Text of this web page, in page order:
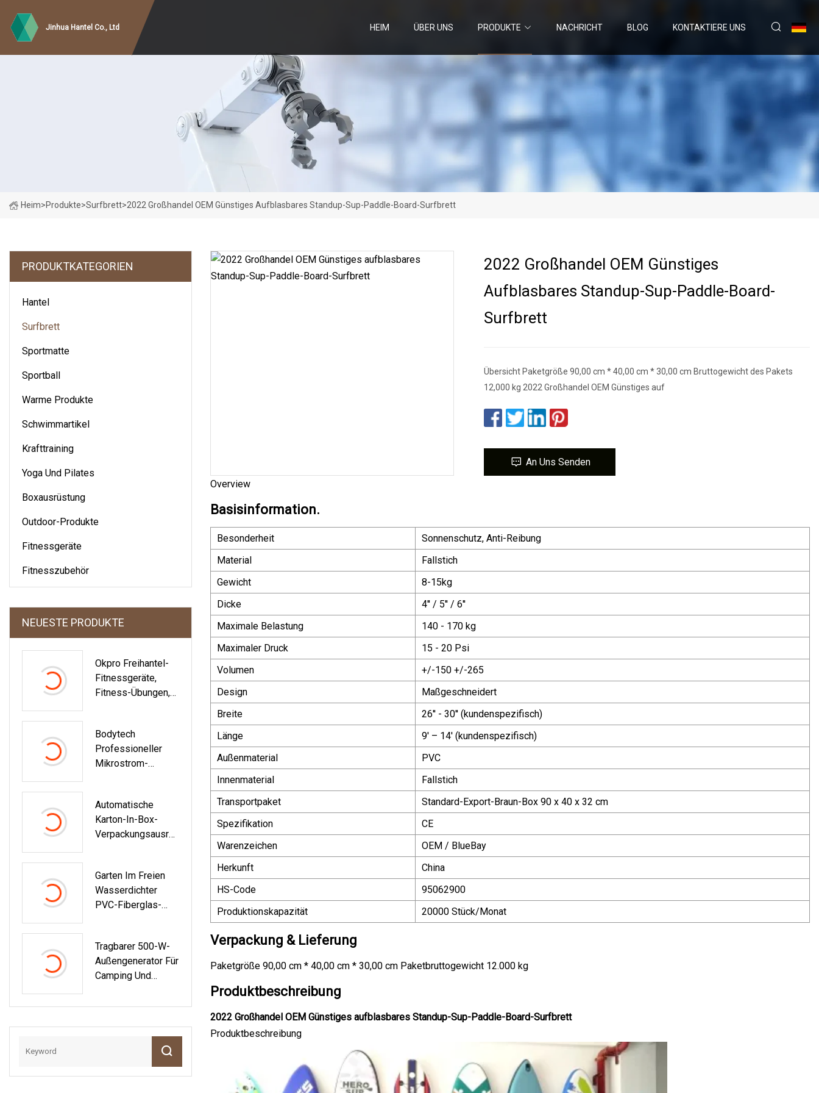
Jinhua Hantel Co., Ltd HEIM ÜBER UNS PRODUKTE NACHRICHT BLOG KONTAKTIERE UNS
Heim>Produkte>Surfbrett>2022 Großhandel OEM Günstiges Aufblasbares Standup-Sup-Paddle-Board-Surfbrett
PRODUKTKATEGORIEN
Hantel
Surfbrett
Sportmatte
Sportball
Warme Produkte
Schwimmartikel
Krafttraining
Yoga Und Pilates
Boxausrüstung
Outdoor-Produkte
Fitnessgeräte
Fitnesszubehör
NEUESTE PRODUKTE
Okpro Freihantel-
Fitnessgeräte,
Fitness-Übungen,
Bodytech
Professioneller
Mikrostrom-
Muskelstimulations
Anzug, EMS-
Trainingsanzug
Automatische
Karton-In-Box-
Verpackungsausrüs
Garten Im Freien
Wasserdichter
PVC-Fiberglas-
Für Hersteller
Tragbarer 500-W-
Außengenerator Für
Camping Und
Ladestation
2022 Großhandel OEM Günstiges
Aufblasbares Standup-Sup-Paddle-Board-
Surfbrett
Übersicht Paketgröße 90,00 cm * 40,00 cm * 30,00 cm Bruttogewicht des Pakets
12,000 kg 2022 Großhandel OEM Günstiges auf
An Uns Senden
Overview
Basisinformation.
Besonderheit
Sonnenschutz, Anti-Reibung
Material
Fallstich
Gewicht
8-15kg
Dicke
4'' / 5'' / 6''
Maximale Belastung
140 - 170 kg
Maximaler Druck
15 - 20 Psi
Volumen
+/-150 +/-265
Design
Maßgeschneidert
Breite
26'' - 30'' (kundenspezifisch)
Länge
9′ – 14′ (kundenspezifisch)
Außenmaterial
PVC
Innenmaterial
Fallstich
Transportpaket
Standard-Export-Braun-Box 90 x 40 x 32 cm
Spezifikation
CE
Warenzeichen
OEM / BlueBay
Herkunft
China
HS-Code
95062900
Produktionskapazität
20000 Stück/Monat
Verpackung & Lieferung
Paketgröße 90,00 cm * 40,00 cm * 30,00 cm Paketbruttogewicht 12.000 kg
Produktbeschreibung
2022 Großhandel OEM Günstiges aufblasbares Standup-Sup-Paddle-Board-Surfbrett
Produktbeschreibung